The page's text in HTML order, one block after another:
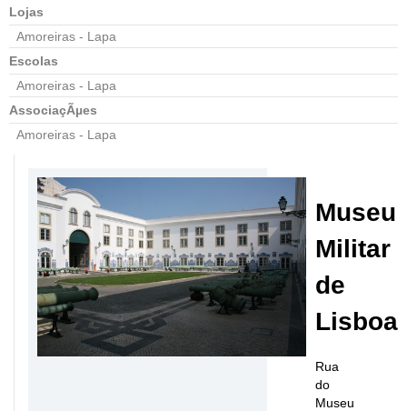
Lojas
Amoreiras - Lapa
Escolas
Amoreiras - Lapa
AssociaçÃµes
Amoreiras - Lapa
Museu
Militar
de
Lisboa
Rua
do
Museu